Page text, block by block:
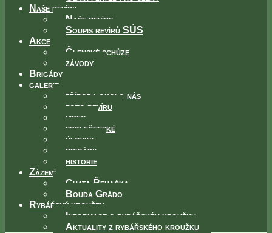
Naše revíry
Naše revíry
Soupis revírů SÚS
Akce
Členské schůze
závody
Brigády
galerie
příroda okolo nás
foto revíru
video
společenské
úlovky
brigády
historie
Zázemí
Chata Řehačka
Bouda Grádo
Rybářský kroužek
Informace o rybářském kroužku
Aktuality z rybářského kroužku